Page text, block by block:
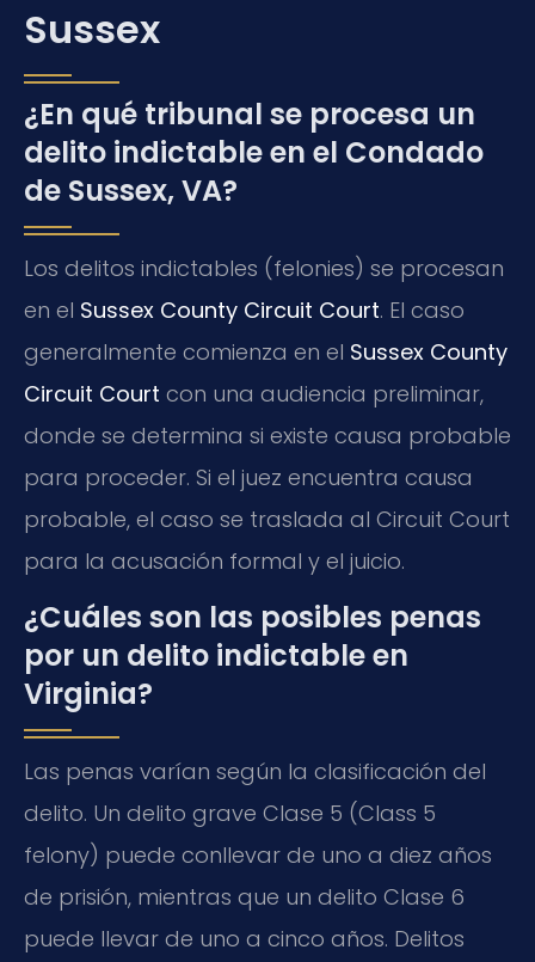
Sussex
¿En qué tribunal se procesa un
delito indictable en el Condado
de Sussex, VA?
Los delitos indictables (felonies) se procesan
en el Sussex County Circuit Court. El caso
generalmente comienza en el Sussex County
Circuit Court con una audiencia preliminar,
donde se determina si existe causa probable
para proceder. Si el juez encuentra causa
probable, el caso se traslada al Circuit Court
para la acusación formal y el juicio.
¿Cuáles son las posibles penas
por un delito indictable en
Virginia?
Las penas varían según la clasificación del
delito. Un delito grave Clase 5 (Class 5
felony) puede conllevar de uno a diez años
de prisión, mientras que un delito Clase 6
puede llevar de uno a cinco años. Delitos